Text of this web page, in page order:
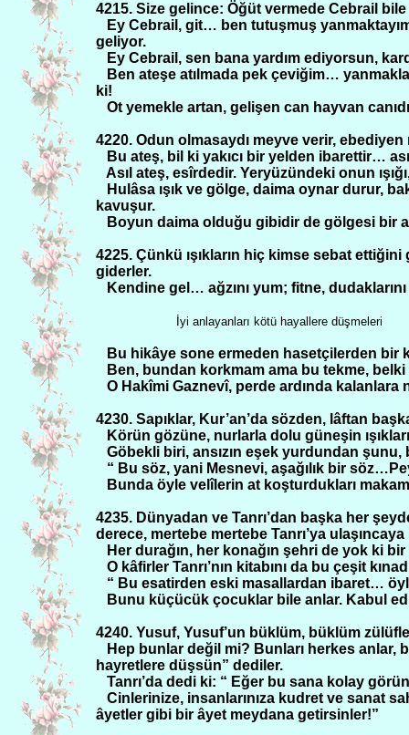
4215. Size gelince: Öğüt vermede Cebrail
Ey Cebrail, git… ben tutuşmuş
geliyor.
Ey Cebrail, sen bana yardım ediyorsun,
Ben ateşe atılmada pek çeviğim…
ki!
Ot yemekle artan, gelişen can hayvan
4220. Odun olmasaydı meyve verir, ebediyen
Bu ateş, bil ki yakıcı bir yelden ibarettir…
Asıl ateş, esîrdedir. Yeryüzündeki onun
Hulâsa ışık ve gölge, daima oynar durur,
kavuşur.
Boyun daima olduğu gibidir de gölgesi bir
4225. Çünkü ışıkların hiç kimse sebat
giderler.
Kendine gel… ağzını yum; fitne,
İyi anlayanları kötü hayallere düşmeleri
Bu hikâye sone ermeden hasetçilerden bir
Ben, bundan korkmam ama bu tekme,
O Hakîmi Gaznevî, perde ardında
4230. Sapıklar, Kur’an’da sözden, lâftan
Körün gözüne, nurlarla dolu güneşin
Göbekli biri, ansızın eşek yurdundan şunu,
“ Bu söz, yani Mesnevi, aşağılık bir
Bunda öyle velîlerin at koşturdukları
4235. Dünyadan ve Tanrı’dan başka her
derece, mertebe mertebe Tanrı’ya
Her durağın, her konağın şehri de yok ki
O kâfirler Tanrı’nın kitabını da bu çeşit
“ Bu esatirden eski masallardan ibaret…
Bunu küçücük çocuklar bile anlar. Kabul
4240. Yusuf, Yusuf’un büklüm, büklüm
Hep bunlar değil mi? Bunları herkes anlar,
hayretlere düşsün” dediler.
Tanrı’da dedi ki: “ Eğer bu sana kolay
Cinlerinize, insanlarınıza kudret ve sanat
âyetler gibi bir âyet meydana getirsinler!”